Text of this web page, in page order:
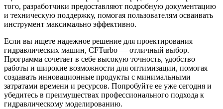
того, разработчики предоставляют подробную документацию
и техническую поддержку, помогая пользователям осваивать
инструмент максимально эффективно.
Если вы ищете надежное решение для проектирования
гидравлических машин, CFTurbo — отличный выбор.
Программа сочетает в себе высокую точность, удобство
работы и широкие возможности для оптимизации, помогая
создавать инновационные продукты с минимальными
затратами времени и ресурсов. Попробуйте ее уже сегодня и
убедитесь в преимуществах профессионального подхода к
гидравлическому моделированию.